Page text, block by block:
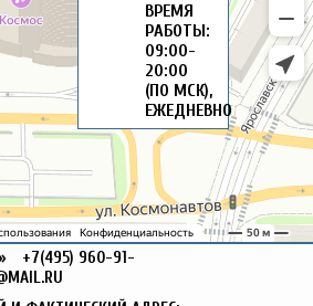
ВРЕМЯ
РАБОТЫ:
09:00-
20:00
(ПО МСК),
ЕЖЕДНЕВНО
+7(495) 960-91-